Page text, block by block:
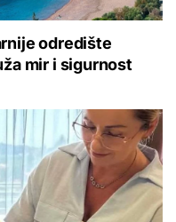
odredište
mir i sigurnost